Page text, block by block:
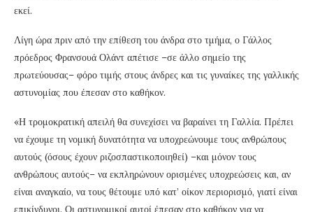
εκεί.
Λίγη ώρα πριν από την επίθεση του άνδρα στο τμήμα, ο Γάλλος
πρόεδρος Φρανσουά Ολάντ απέτισε –σε άλλο σημείο της
πρωτεύουσας– φόρο τιμής στους άνδρες και τις γυναίκες της γαλλικής
αστυνομίας που έπεσαν στο καθήκον.
«Η τρομοκρατική απειλή θα συνεχίσει να βαραίνει τη Γαλλία. Πρέπει
να έχουμε τη νομική δυνατότητα να υποχρεώνουμε τους ανθρώπους
αυτούς (όσους έχουν ριζοσπαστικοποιηθεί) –και μόνον τους
ανθρώπους αυτούς– να εκπληρώνουν ορισμένες υποχρεώσεις και, αν
είναι αναγκαίο, να τους θέτουμε υπό κατ’ οίκον περιορισμό, γιατί είναι
επικίνδυνοι. Οι αστυνομικοί αυτοί έπεσαν στο καθήκον για να